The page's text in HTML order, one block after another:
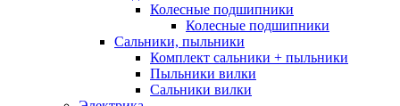
Колесные подшипники
Колесные подшипники
Сальники, пыльники
Комплект сальники + пыльники
Пыльники вилки
Сальники вилки